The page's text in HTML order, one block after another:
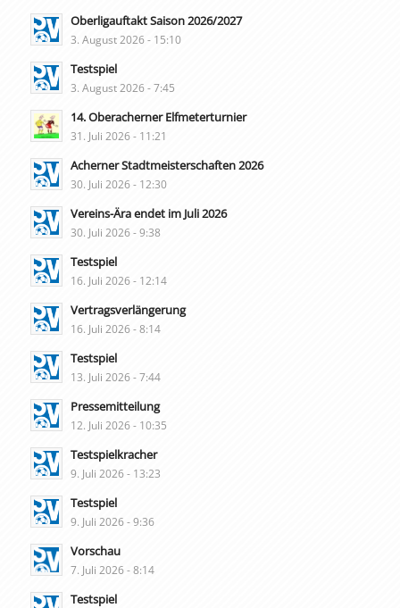
Oberligauftakt Saison 2026/2027
3. August 2026 - 15:10
Testspiel
3. August 2026 - 7:45
14. Oberacherner Elfmeterturnier
31. Juli 2026 - 11:21
Acherner Stadtmeisterschaften 2026
30. Juli 2026 - 12:30
Vereins-Ära endet im Juli 2026
30. Juli 2026 - 9:38
Testspiel
16. Juli 2026 - 12:14
Vertragsverlängerung
16. Juli 2026 - 8:14
Testspiel
13. Juli 2026 - 7:44
Pressemitteilung
12. Juli 2026 - 10:35
Testspielkracher
9. Juli 2026 - 13:23
Testspiel
9. Juli 2026 - 9:36
Vorschau
7. Juli 2026 - 8:14
Testspiel